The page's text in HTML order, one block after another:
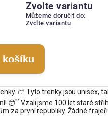
Zvolte variantu
Můžeme doručit do:
Zvolte variantu
košíku
🩳 Tyto trenky jsou unisex,
😴 Vzali jsme 100 let staré
za první republiky. Žádné